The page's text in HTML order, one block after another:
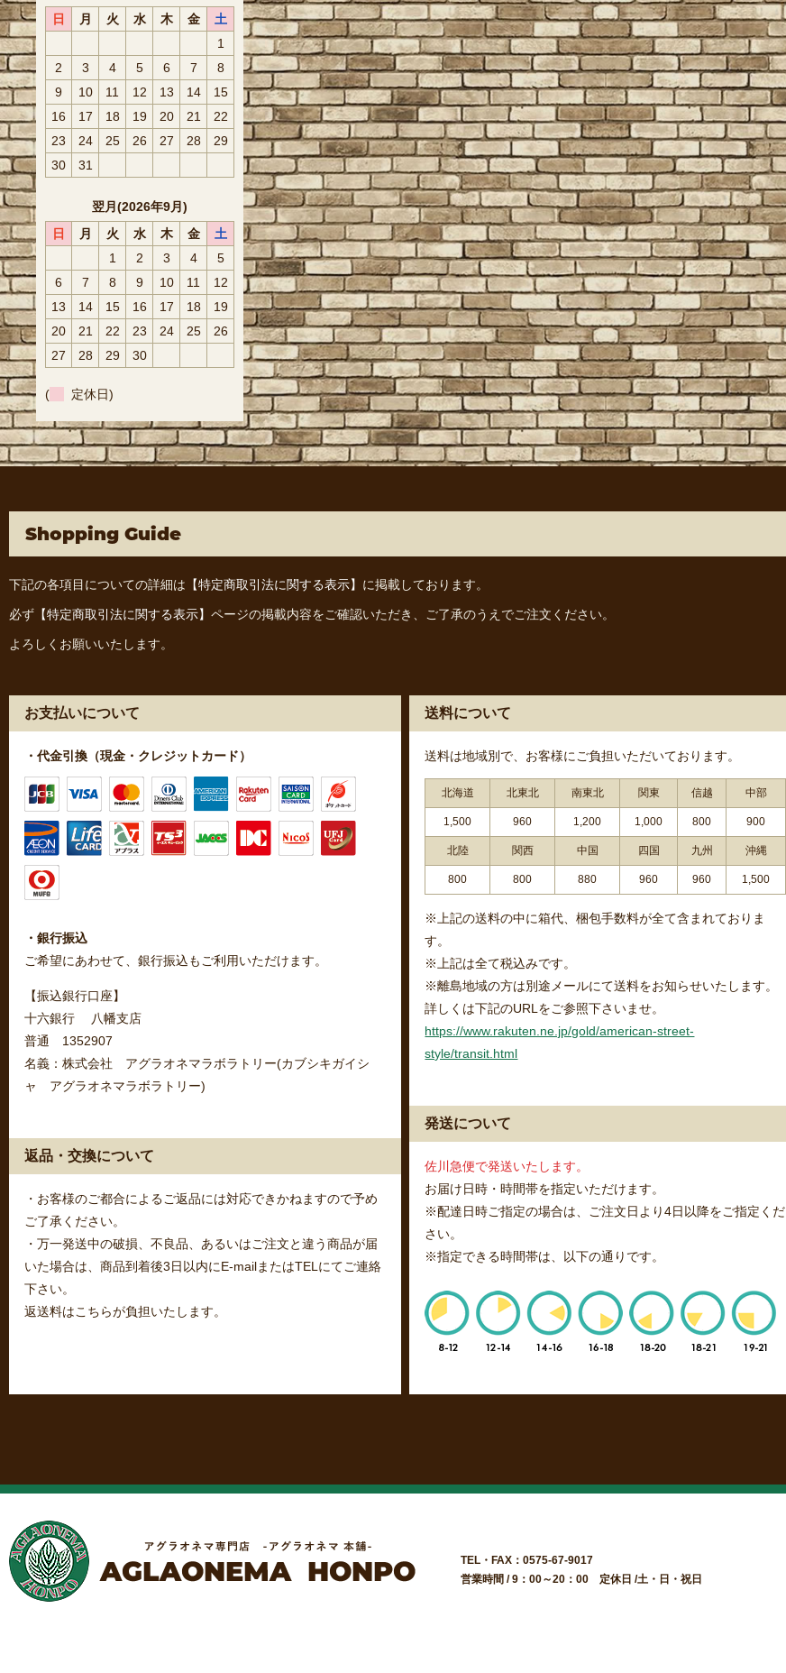
日
月 火 水 木 金
土
1
2
3 4 5 6 7
8
9
10 11 12 13 14
15
16
17 18 19 20 21
22
23
24 25 26 27 28
29
30
31
翌月(2026年9月)
日
月 火 水 木 金
土
1
2 3 4
5
6
7 8 9 10 11
12
13
14 15 16 17 18
19
20
21 22 23 24 25
26
27
28 29 30
( 定休日)
Shopping Guide
下記の各項目についての詳細は 【特定商取引法に関する表示】 に掲載しております。
必ず 【特定商取引法に関する表示】 ページの掲載内容をご確認いただき、ご了承のうえでご注文ください。
よろしくお願いいたします。
お支払いについて
・代金引換（現金・クレジットカード）
・銀行振込
ご希望にあわせて、銀行振込もご利用いただけます。
【振込銀行口座】
十六銀行 八幡支店
普通 1352907
名義：株式会社 アグラオネマラボラトリー(カブシキガイシ
ャ アグラオネマラボラトリー)
返品・交換について
・お客様のご都合によるご返品には対応できかねますので予め
ご了承ください。
・万一発送中の破損、不良品、あるいはご注文と違う商品が届
いた場合は、商品到着後3日以内にE-mailまたはTELにてご連絡
下さい。
返送料はこちらが負担いたします。
送料について
送料は地域別で、お客様にご負担いただいております。
北海道 北東北 南東北 関東 信越 中部
1,500 960 1,200 1,000 800 900
北陸 関西 中国 四国 九州 沖縄
800 800 880 960 960 1,500
※上記の送料の中に箱代、梱包手数料が全て含まれておりま
す。
※上記は全て税込みです。
※離島地域の方は別途メールにて送料をお知らせいたします。
詳しくは下記のURLをご参照下さいませ。
https://www.rakuten.ne.jp/gold/american-street-
style/transit.html
発送について
佐川急便で発送いたします。
お届け日時・時間帯を指定いただけます。
※配達日時ご指定の場合は、ご注文日より4日以降をご指定くだ
さい。
※指定できる時間帯は、以下の通りです。
TEL・FAX：0575-67-9017
営業時間 / 9：00～20：00 定休日 /土・日・祝日